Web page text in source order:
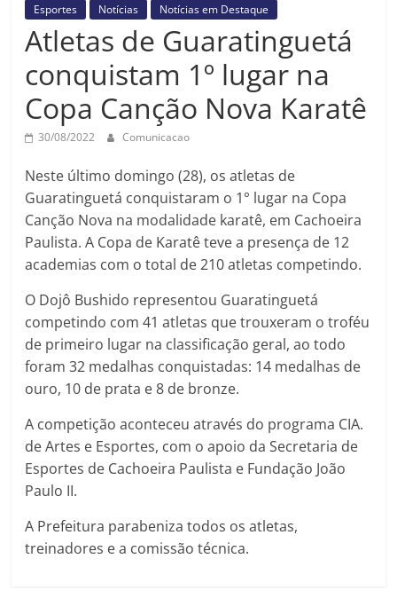
Esportes Notícias Notícias em Destaque
Atletas de Guaratinguetá
conquistam 1º lugar na
Copa Canção Nova Karatê
30/08/2022 Comunicacao
Neste último domingo (28), os atletas de
Guaratinguetá conquistaram o 1° lugar na Copa
Canção Nova na modalidade karatê, em Cachoeira
Paulista. A Copa de Karatê teve a presença de 12
academias com o total de 210 atletas competindo.
O Dojô Bushido representou Guaratinguetá
competindo com 41 atletas que trouxeram o troféu
de primeiro lugar na classificação geral, ao todo
foram 32 medalhas conquistadas: 14 medalhas de
ouro, 10 de prata e 8 de bronze.
A competição aconteceu através do programa CIA.
de Artes e Esportes, com o apoio da Secretaria de
Esportes de Cachoeira Paulista e Fundação João
Paulo II.
A Prefeitura parabeniza todos os atletas,
treinadores e a comissão técnica.